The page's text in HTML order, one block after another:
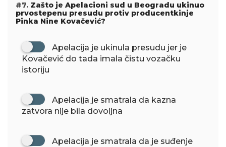
#7. Zašto je Apelacioni sud u Beogradu ukinuo
prvostepenu presudu protiv producentkinje
Pinka Nine Kovačević?
Apelacija je ukinula presudu jer je
Kovačević do tada imala čistu vozačku
istoriju
Apelacija je smatrala da kazna
zatvora nije bila dovoljna
Apelacija je smatrala da je suđenje